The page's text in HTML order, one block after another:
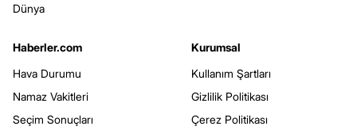
Dünya
Haberler.com
Hava Durumu
Namaz Vakitleri
Seçim Sonuçları
Kurumsal
Kullanım Şartları
Gizlilik Politikası
Çerez Politikası